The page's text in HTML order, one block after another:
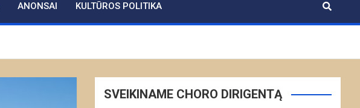
ANONSAI KULTŪROS POLITIKA
SVEIKINAME CHORO DIRIGENTĄ